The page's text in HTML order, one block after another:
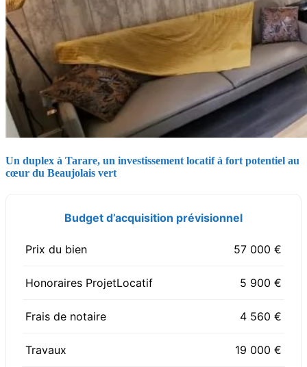
Un duplex à Tarare, un investissement locatif à fort potentiel au
cœur du Beaujolais vert
Budget d’acquisition prévisionnel
Prix du bien 57 000 €
Honoraires ProjetLocatif 5 900 €
Frais de notaire 4 560 €
Travaux 19 000 €